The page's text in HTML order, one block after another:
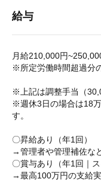
給与
月給210,000円
※所定労働時間超過分
※上記は調整手当（
※週休3日の場合は18
す。
〇昇給あり（年1回）
→管理者や管理補佐な
〇賞与あり（年1回｜
→最高100万円の支給